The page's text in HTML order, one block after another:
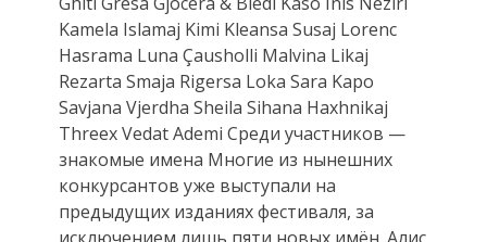
Kamela Islamaj Kimi Kleansa Susaj Lorenc
Hasrama Luna Çausholli Malvina Likaj
Rezarta Smaja Rigersa Loka Sara Kapo
Savjana Vjerdha Sheila Sihana Haxhnikaj
Threex Vedat Ademi Среди участников —
знакомые имена Многие из нынешних
конкурсантов уже выступали на
предыдущих изданиях фестиваля, за